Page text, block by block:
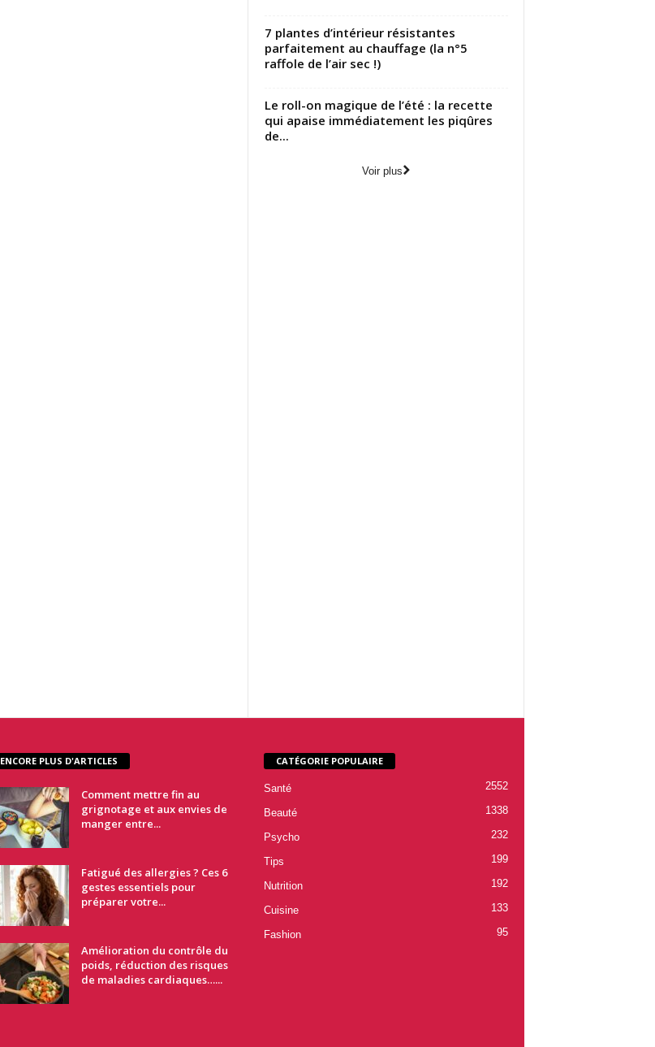
7 plantes d’intérieur résistantes
parfaitement au chauffage (la n°5
raffole de l’air sec !)
Le roll-on magique de l’été : la recette
qui apaise immédiatement les piqûres
de...
Voir plus
ENCORE PLUS D'ARTICLES
Comment mettre fin au
grignotage et aux envies de
manger entre...
Fatigué des allergies ? Ces 6
gestes essentiels pour
préparer votre...
Amélioration du contrôle du
poids, réduction des risques
de maladies cardiaques…...
CATÉGORIE POPULAIRE
Santé 2552
Beauté 1338
Psycho 232
Tips 199
Nutrition 192
Cuisine 133
Fashion 95